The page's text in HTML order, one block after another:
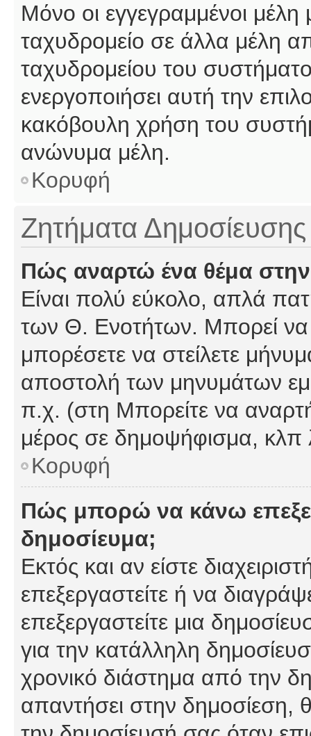
Μόνο οι εγγεγραμμένοι
ταχυδρομείο σε άλλα μέλη
ταχυδρομείου του
ενεργοποιήσει αυτή την
κακόβουλη χρήση του
ανώνυμα μέλη.
Κορυφή
Ζητήματα Δημοσίευσης
Πώς αναρτώ ένα θέμα
Είναι πολύ εύκολο, απλά
των Θ. Ενοτήτων. Μπορεί να
μπορέσετε να στείλετε
αποστολή των μηνυμάτων
π.χ. (στη Μπορείτε να
μέρος σε δημοψήφισμα, κλπ
Κορυφή
Πώς μπορώ να κάνω
δημοσίευμα;
Εκτός και αν είστε
επεξεργαστείτε ή να
επεξεργαστείτε μια
για την κατάλληλη
χρονικό διάστημα από την
απαντήσει στην δημοσίεση,